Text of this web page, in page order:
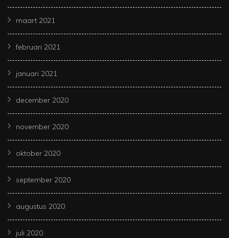
maart 2021
februari 2021
januari 2021
december 2020
november 2020
oktober 2020
september 2020
augustus 2020
juli 2020